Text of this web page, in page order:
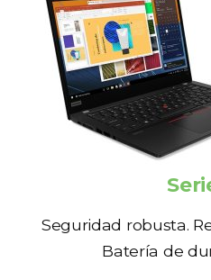
Seguridad robusta.
Batería de